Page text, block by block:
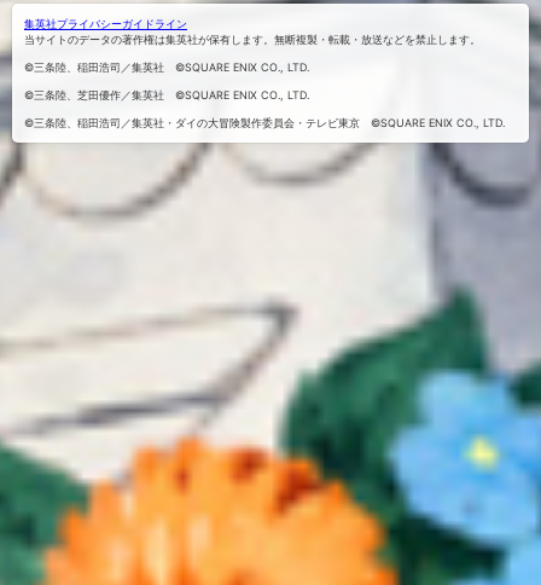
集英社プライバシーガイドライン
当サイトのデータの著作権は集英社が保有します。無断複製・転載・放送などを禁止します。
©三条陸、稲田浩司／集英社 ©SQUARE ENIX CO., LTD.
©三条陸、芝田優作／集英社 ©SQUARE ENIX CO., LTD.
©三条陸、稲田浩司／集英社・ダイの大冒険製作委員会・テレビ東京 ©SQUARE ENIX CO., LTD.